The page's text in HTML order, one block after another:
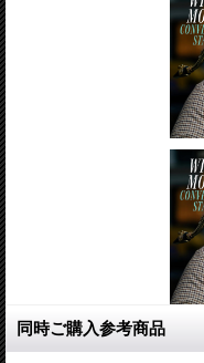
同時ご購入参考商品